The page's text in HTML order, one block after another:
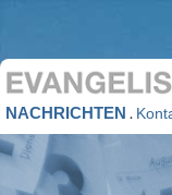
NACHRICHTEN .